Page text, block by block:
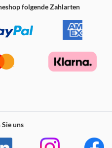
folgende Zahlarten
Sie uns